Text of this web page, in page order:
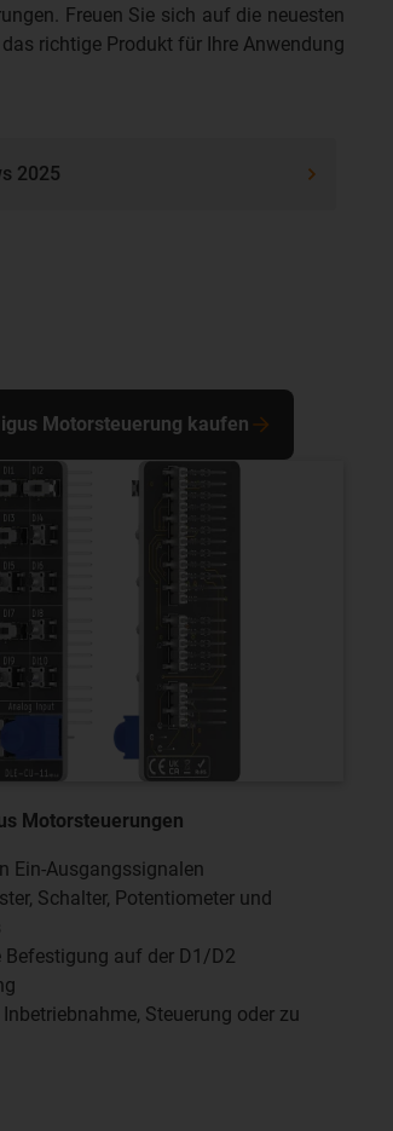
Freuen Sie sich auf die neuesten
richtige Produkt für Ihre Anwendung
2025
Motorsteuerungen
Ein-Ausgangssignalen
Schalter, Potentiometer und
Befestigung auf der D1/D2
Steuerung oder zu
Motorsteuerung kaufen